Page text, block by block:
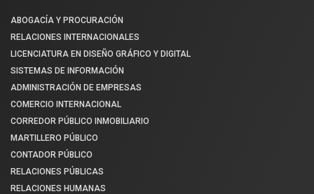
ABOGACÍA Y PROCURACIÓN
RELACIONES INTERNACIONALES
LICENCIATURA EN DISEÑO GRÁFICO Y DIGITAL
SISTEMAS DE INFORMACIÓN
ADMINISTRACIÓN DE EMPRESAS
COMERCIO INTERNACIONAL
CORREDOR PÚBLICO INMOBILIARIO
MARTILLERO PÚBLICO
CONTADOR PÚBLICO
RELACIONES PÚBLICAS
RELACIONES HUMANAS